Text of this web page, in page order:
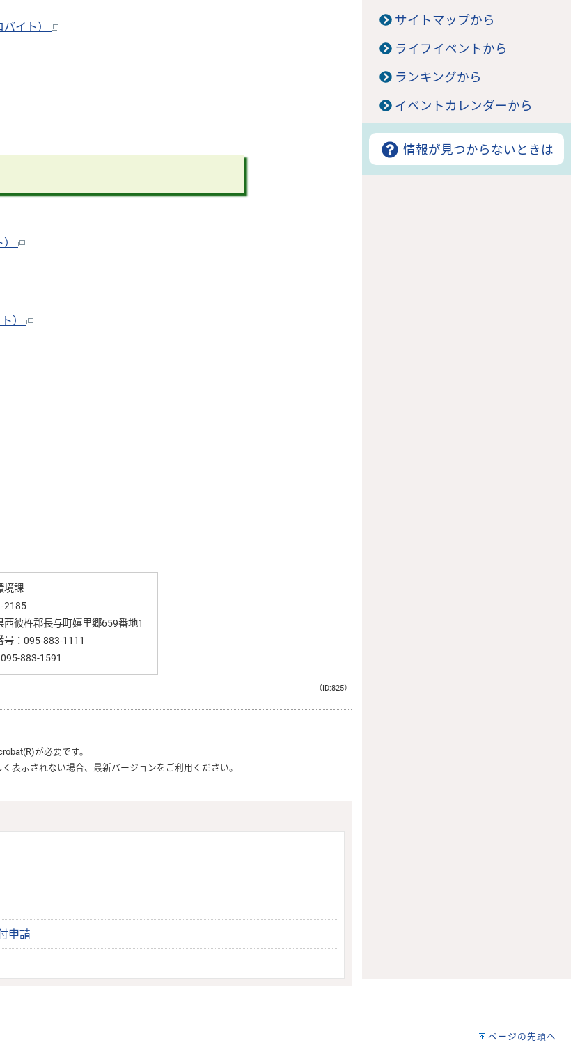
イト）
）
境課
2185
西彼杵郡長与町嬉里郷659番地1
号： 095-883-1111
883-1591
（ID:825）
が必要です。
表示されない場合、最新バージョンをご利用ください。
申請
サイトマップから
ライフイベントから
ランキングから
イベントカレンダーから
情報が見つからないときは
ページの先頭へ